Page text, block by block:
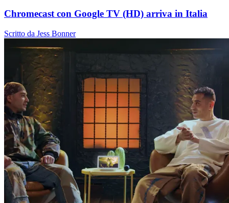
Chromecast con Google TV (HD) arriva in Italia
Scritto da Jess Bonner